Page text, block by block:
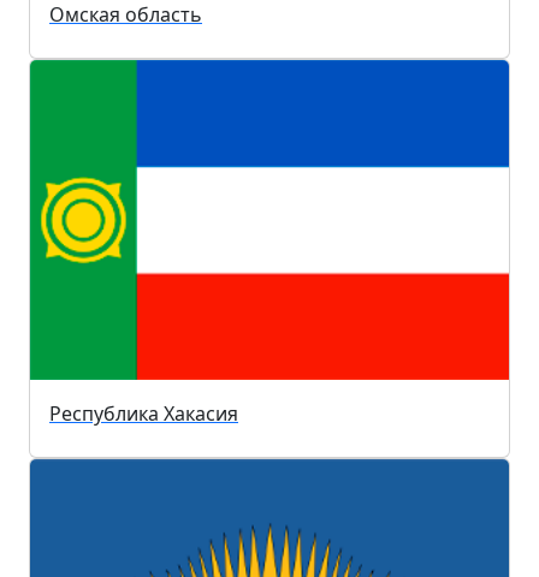
Омская область
Республика Хакасия